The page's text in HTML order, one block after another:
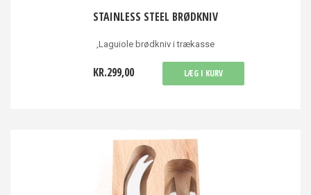
STAINLESS STEEL BRØDKNIV
,Laguiole brødkniv i trækasse
KR.299,00 LÆG I KURV